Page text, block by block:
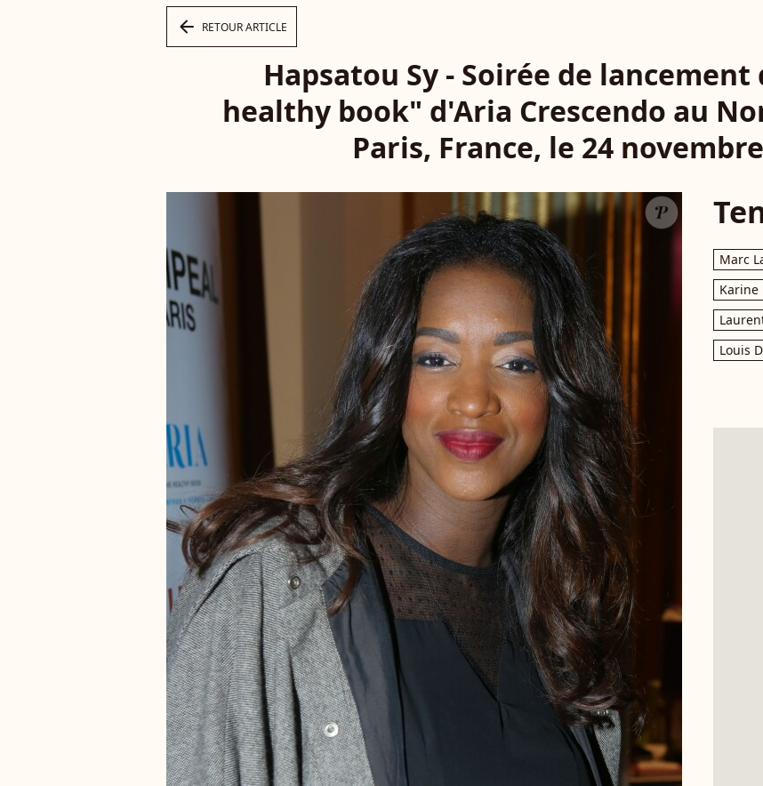
arrow_left RETOUR ARTICLE
Hapsatou Sy - Soirée de
healthy book" d'Aria Crescendo au
Paris, France, le 24
Marc
Karine
Louis